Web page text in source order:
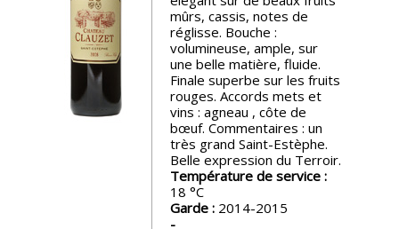
événements
Spiritueux
Notes
mûrs, cassis, notes de
réglisse. Bouche :
volumineuse, ample, sur
une belle matière, fluide.
Finale superbe sur les fruits
rouges. Accords mets et
vins : agneau , côte de
bœuf. Commentaires : un
très grand Saint-Estèphe.
Belle expression du Terroir.
Température de service :
18
Garde : 2014-2015